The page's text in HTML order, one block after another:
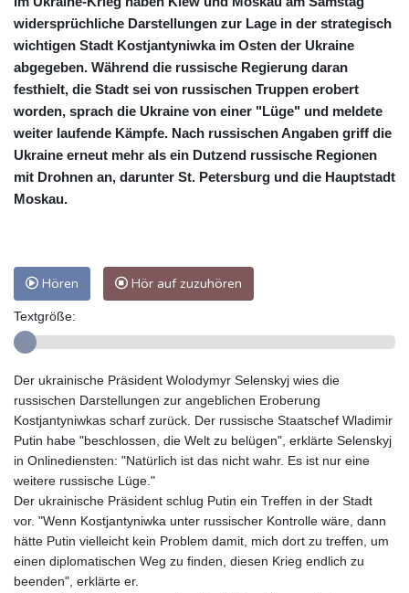
widersprüchliche Darstellungen zur Lage in der strategisch
wichtigen Stadt Kostjantyniwka im Osten der Ukraine
abgegeben. Während die russische Regierung daran
festhielt, die Stadt sei von russischen Truppen erobert
worden, sprach die Ukraine von einer "Lüge" und meldete
weiter laufende Kämpfe. Nach russischen Angaben griff die
Ukraine erneut mehr als ein Dutzend russische Regionen
mit Drohnen an, darunter St. Petersburg und die Hauptstadt
Moskau.
Hören Hör auf zuzuhören
Textgröße:
Der ukrainische Präsident Wolodymyr Selenskyj wies die
russischen Darstellungen zur angeblichen Eroberung
Kostjantyniwkas scharf zurück. Der russische Staatschef Wladimir
Putin habe "beschlossen, die Welt zu belügen", erklärte Selenskyj
in Onlinediensten: "Natürlich ist das nicht wahr. Es ist nur eine
weitere russische Lüge."
Der ukrainische Präsident schlug Putin ein Treffen in der Stadt
vor. "Wenn Kostjantyniwka unter russischer Kontrolle wäre, dann
hätte Putin vielleicht kein Problem damit, mich dort zu treffen, um
einen diplomatischen Weg zu finden, diesen Krieg endlich zu
beenden", erklärte er.